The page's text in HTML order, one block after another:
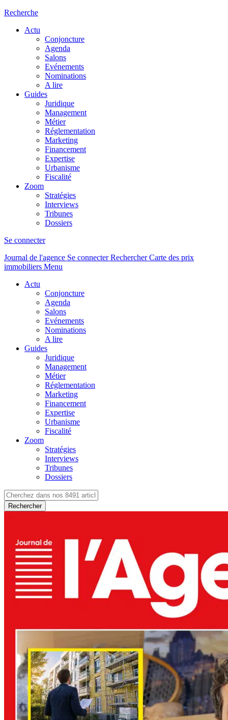
Recherche
Actu
Conjoncture
Agenda
Salons
Evénements
Nominations
A lire
Guides
Juridique
Management
Métier
Réglementation
Marketing
Financement
Expertise
Urbanisme
Fiscalité
Zoom
Stratégies
Interviews
Tribunes
Dossiers
Se connecter
Journal de l'agence Se connecterRechercher Carte des prix
immobiliers Menu
Actu
Conjoncture
Agenda
Salons
Evénements
Nominations
A lire
Guides
Juridique
Management
Métier
Réglementation
Marketing
Financement
Expertise
Urbanisme
Fiscalité
Zoom
Stratégies
Interviews
Tribunes
Dossiers
Rechercher